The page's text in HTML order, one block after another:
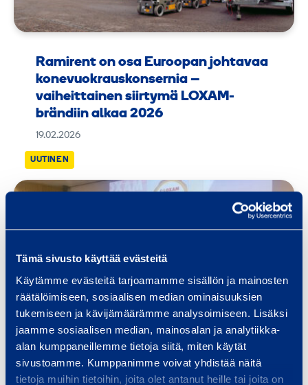
Tämä sivusto käyttää evästeitä
Käytämme evästeitä tarjoamamme sisällön ja mainosten
räätälöimiseen, sosiaalisen median ominaisuuksien
tukemiseen ja kävijämäärämme analysoimiseen. Lisäksi
jaamme sosiaalisen median, mainosalan ja analytiikka-
alan kumppaneillemme tietoja siitä, miten käytät
sivustoamme. Kumppanimme voivat yhdistää näitä
tietoja muihin tietoihin, joita olet antanut heille tai joita on
Ramirent on osa Euroopan johtavaa
konevuokrauskonsernia –
vaiheittainen siirtymä LOXAM-
brändiin alkaa 2026
19.02.2026
Ramirent Finland palkittiin
UUTINEN